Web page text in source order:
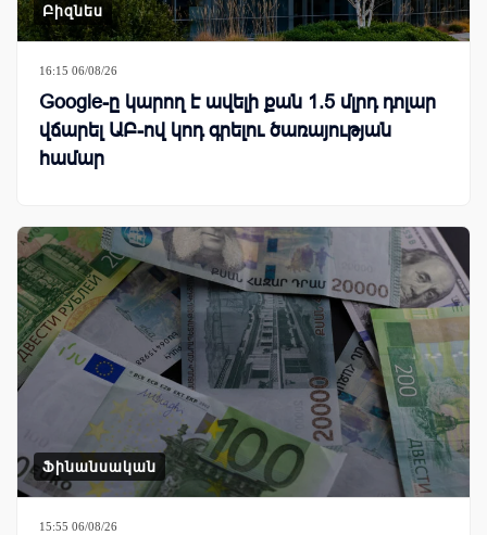
Բիզնես
16:15 06/08/26
Google-ը կարող է ավելի քան 1.5 մլրդ դոլար
վճարել ԱԲ-ով կոդ գրելու ծառայության
համար
Ֆինանսական
15:55 06/08/26